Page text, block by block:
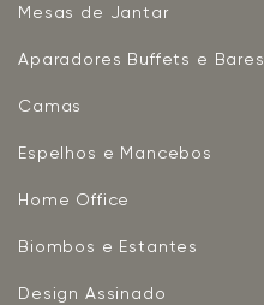
Mesas de Jantar
Aparadores Buffets e Bares
Camas
Espelhos e Mancebos
Home Office
Biombos e Estantes
Design Assinado